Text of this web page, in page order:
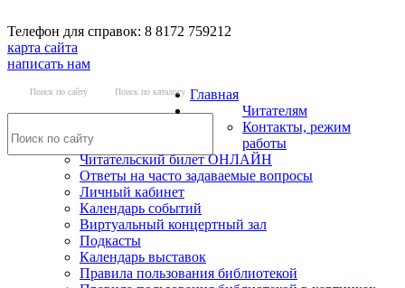
Телефон для справок: 8 8172 759212
карта сайта
написать нам
Поиск по сайту Поиск по каталогу Главная
Читателям
Контакты, режим
работы
Читательский билет ОНЛАЙН
Ответы на часто задаваемые вопросы
Личный кабинет
Календарь событий
Виртуальный концертный зал
Подкасты
Календарь выставок
Правила пользования библиотекой